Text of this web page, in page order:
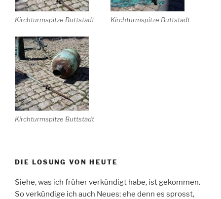
Kirchturmspitze Buttstädt Kirchturmspitze Buttstädt
Kirchturmspitze Buttstädt
DIE LOSUNG VON HEUTE
Siehe, was ich früher verkündigt habe, ist gekommen.
So verkündige ich auch Neues; ehe denn es sprosst,